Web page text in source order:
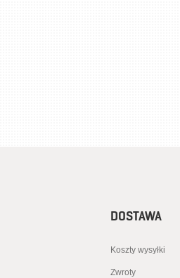
DOSTAWA
Koszty wysyłki
Zwroty